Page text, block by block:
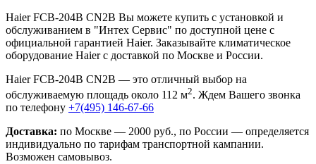
Haier FCB-204B CN2B Вы можете купить с установкой и
обслуживанием в "Интех Сервис" по доступной цене с
официальной гарантией Haier. Заказывайте климатическое
оборудование Haier с доставкой по Москве и России.
Haier FCB-204B CN2B — это отличный выбор на
обслуживаемую площадь около 112 м2. Ждем Вашего звонка
по телефону +7(495) 146-67-66
Доставка: по Москве — 2000 руб., по России — определяется
индивидуально по тарифам транспортной кампании.
Возможен самовывоз.